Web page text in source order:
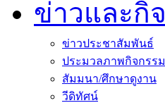
ข่าวและกิ
ข่าวประชาสัมพันธ์
ประมวลภาพกิจกรรม
สัมมนา/ศึกษาดูงาน
วีดิทัศน์